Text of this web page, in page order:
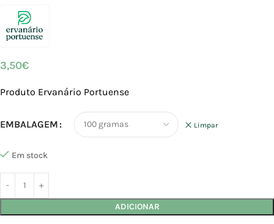
3,50€
Produto Ervanário Portuense
EMBALAGEM Limpar
Em stock
ADICIONAR